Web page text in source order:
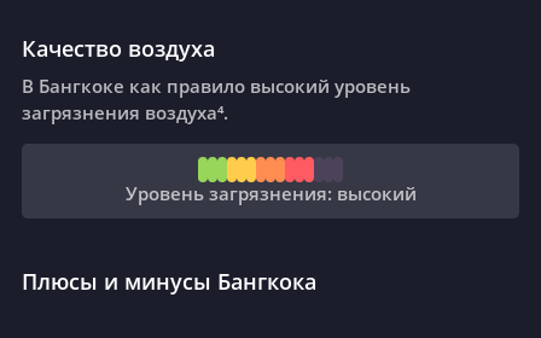
Качество воздуха
В Бангкоке как правило высокий уровень
загрязнения воздуха⁴.
Уровень загрязнения: высокий
Плюсы и минусы Бангкока